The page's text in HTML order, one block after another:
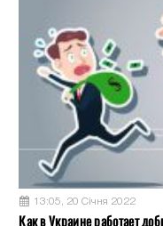
13:05, 20 Січня 2022
Как в Украине работает